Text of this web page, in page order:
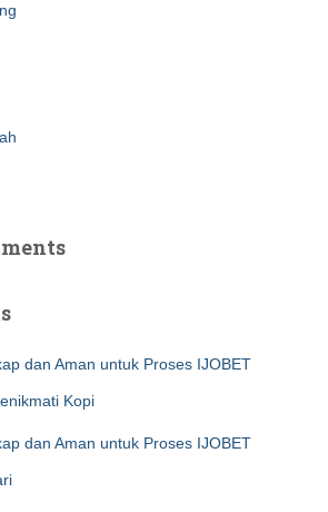
dan Aman untuk Proses IJOBET
Kopi
dan Aman untuk Proses IJOBET